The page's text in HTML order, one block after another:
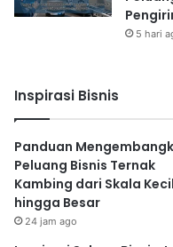
5 hari
Inspirasi Bisnis
Panduan
Peluang Bisnis Ternak
Kambing dari Skala Kecil
hingga Besar
24 jam ago